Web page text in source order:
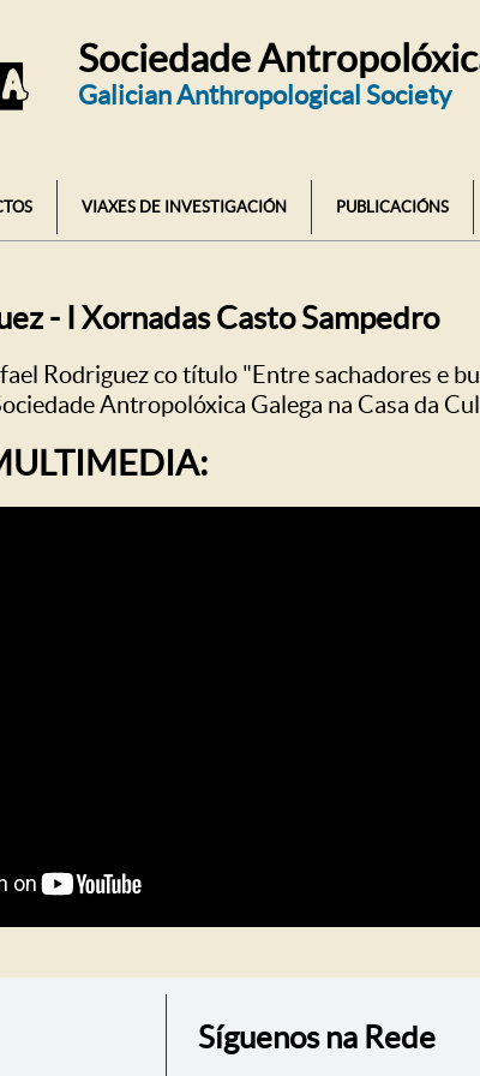
Sociedade
Galician Anthropological Society
VIAXES DE INVESTIGACIÓN PUBLICACIÓNS
- I Xornadas Casto Sampedro
Rodriguez co título "Entre sachadores e
Antropolóxica Galega na Casa da
Síguenos na Rede